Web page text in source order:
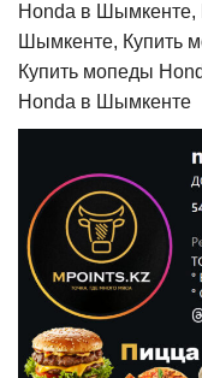
Honda в
Шымкенте, Купить
Купить мопеды
Honda в Шымкенте